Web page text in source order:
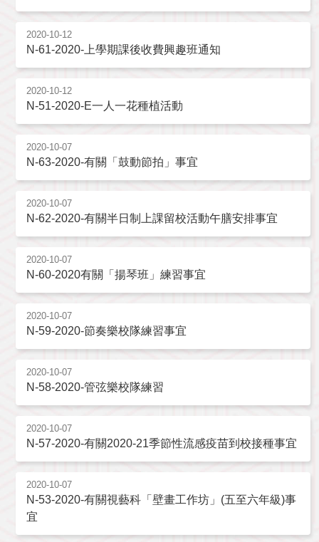
2020-10-12
N-61-2020-上學期課後收費興趣班通知
2020-10-12
N-51-2020-E一人一花種植活動
2020-10-07
N-63-2020-有關「鼓動節拍」事宜
2020-10-07
N-62-2020-有關半日制上課留校活動午膳安排事宜
2020-10-07
N-60-2020有關「揚琴班」練習事宜
2020-10-07
N-59-2020-節奏樂校隊練習事宜
2020-10-07
N-58-2020-管弦樂校隊練習
2020-10-07
N-57-2020-有關2020-21季節性流感疫苗到校接種事宜
2020-10-07
N-53-2020-有關視藝科「壁畫工作坊」(五至六年級)事
宜